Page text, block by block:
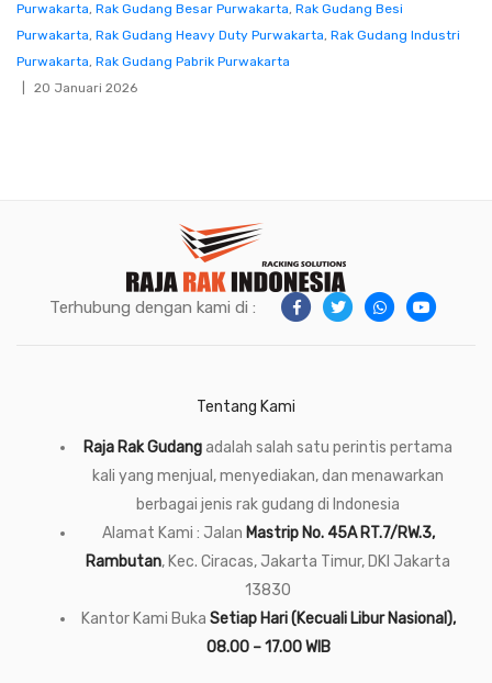
Purwakarta, Rak Gudang Besar Purwakarta, Rak Gudang Besi
Purwakarta, Rak Gudang Heavy Duty Purwakarta, Rak Gudang Industri
Purwakarta, Rak Gudang Pabrik Purwakarta
20 Januari 2026
Terhubung dengan kami di :
Tentang Kami
Raja Rak Gudangadalah salah satu perintis pertama
kali yang menjual, menyediakan, dan menawarkan
berbagai jenis rak gudang di Indonesia
Alamat Kami : Jalan Mastrip No. 45A RT.7/RW.3,
Rambutan, Kec. Ciracas, Jakarta Timur, DKI Jakarta
13830
Kantor Kami Buka Setiap Hari (Kecuali Libur Nasional),
08.00 – 17.00 WIB